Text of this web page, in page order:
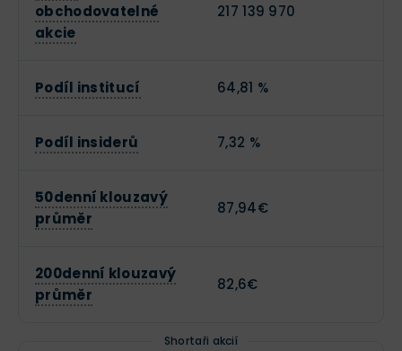
obchodovatelné
akcie
217 139 970
Podíl institucí 64,81 %
Podíl insiderů 7,32 %
50denní klouzavý
průměr
87,94€
200denní klouzavý
průměr
82,6€
Shortaři akcií